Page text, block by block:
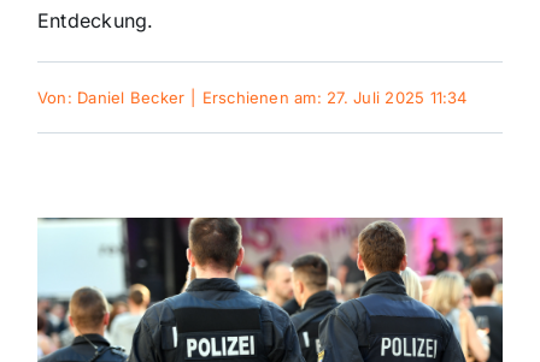
Galerie
Polizeimeldungen
Themen und Termine
Entdeckung.
Von: Daniel Becker Erschienen am: 27. Juli 2025 11:34